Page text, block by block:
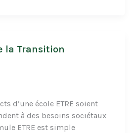
la Transition
d’une école ETRE soient
à des besoins sociétaux
ETRE est simple